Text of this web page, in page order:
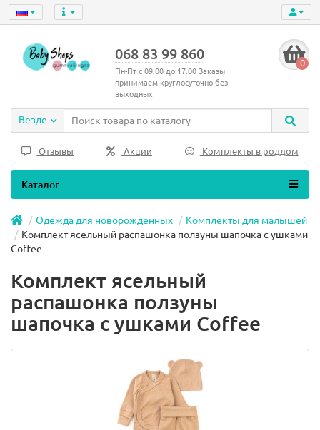
068 83 99 860
Пн-Пт с 09:00 до 17:00 Заказы
принимаем круглосуточно без
выходных
0
Везде
Отзывы Акции Комплекты в роддом
Каталог
Одежда для новорожденных
Комплекты для малышей
Комплект ясельный распашонка ползуны шапочка с ушками
Coffee
Комплект ясельный
распашонка ползуны
шапочка с ушками Coffee